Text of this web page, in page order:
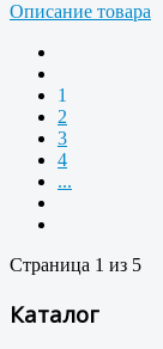
Описание товара
1
2
3
4
...
Страница 1 из 5
Каталог